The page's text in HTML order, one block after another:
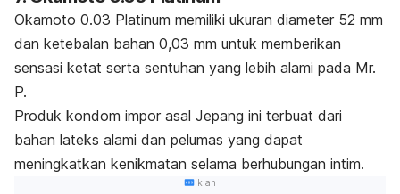
Okamoto 0.03 Platinum memiliki ukuran diameter 52 mm
dan ketebalan bahan 0,03 mm untuk memberikan
sensasi ketat serta sentuhan yang lebih alami pada Mr.
P.
Produk kondom impor asal Jepang ini terbuat dari
bahan lateks alami dan pelumas yang dapat
meningkatkan kenikmatan selama berhubungan intim.
Iklan